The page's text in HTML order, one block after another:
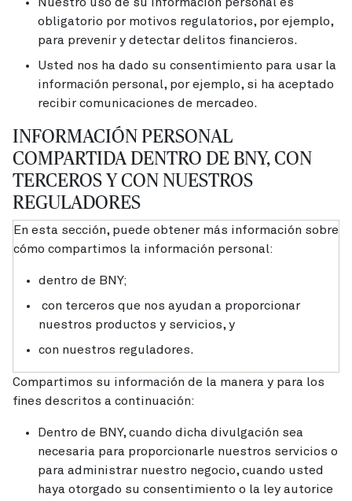
obligatorio por motivos regulatorios, por ejemplo,
para prevenir y detectar delitos financieros.
Usted nos ha dado su consentimiento para usar la
información personal, por ejemplo, si ha aceptado
recibir comunicaciones de mercadeo.
INFORMACIÓN PERSONAL
COMPARTIDA DENTRO DE BNY, CON
TERCEROS Y CON NUESTROS
REGULADORES
En esta sección, puede obtener más información sobre
cómo compartimos la información personal:
dentro de BNY;
con terceros que nos ayudan a proporcionar
nuestros productos y servicios, y
con nuestros reguladores.
Compartimos su información de la manera y para los
fines descritos a continuación:
Dentro de BNY, cuando dicha divulgación sea
necesaria para proporcionarle nuestros servicios o
para administrar nuestro negocio, cuando usted
haya otorgado su consentimiento o la ley autorice